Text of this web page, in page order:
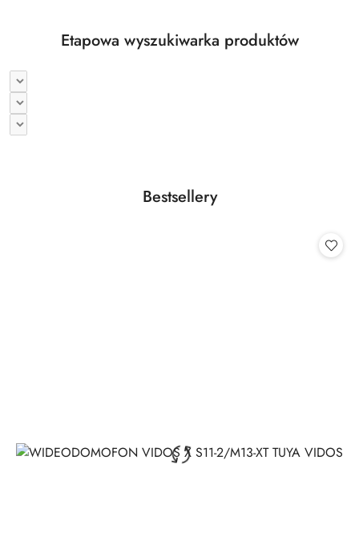
Etapowa wyszukiwarka produktów
Pomiń karuzelę produktów
Produkty
Bestsellery